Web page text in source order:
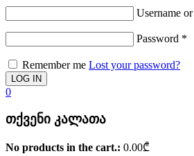
Username
Password *
Remember me Lost your password?
0
თქვენი კალათა
No products in the cart.: 0.00₾